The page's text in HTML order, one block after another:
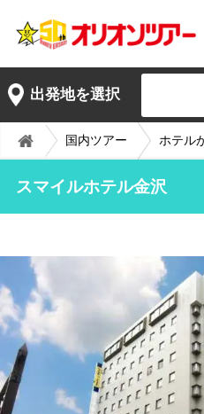
出発地を選択
国内ツアー ホテル
スマイルホテル金沢